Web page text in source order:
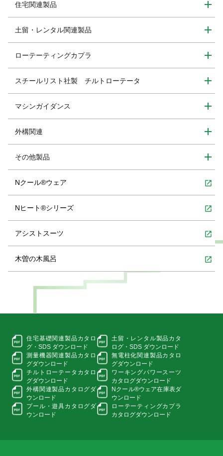
住宅関連製品
土留・レンタル関連製品
ローテーティングカプラ
スチールリスト社製 チルトローテータ
マシンガイダンス
外構関連
その他製品
Nクール®ウェア open_in_new
Nヒート®シリーズ open_in_new
アシストスーツ open_in_new
木曽の木風呂 open_in_new
住宅基礎関連製品カタロ
グ・SDS ダウンロード
土留・レンタル製品カタ
ログ・ SDS ダウンロード
測量機器関連製品カタロ
グダウンロード
無電柱化関連製品カタロ
グダウンロード
チルトローテータカタロ
グダウンロード
ワーキングパワースーツ
カタログダウンロード
外構関連製品カタログダ
ウンロード
Nクール®ウェア在庫表ダ
ウンロード
プール・遊具カタログダ
ウンロード
ローテーティングカプラ
カタログダウンロード